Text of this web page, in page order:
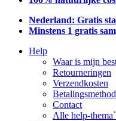
Nederland: Gratis
Minstens 1 gratis
Help
Waar is mijn
Retourneringen
Verzendkosten
Contact
Alle help-